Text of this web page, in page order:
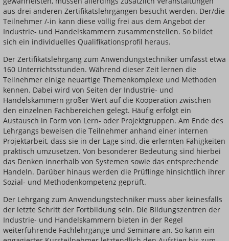
aus drei anderen Zertifikatslehrgängen besucht werden. Der/die
Teilnehmer /-in kann diese völlig frei aus dem Angebot der
Industrie- und Handelskammern zusammenstellen. So bildet
sich ein individuelles Qualifikationsprofil heraus.
Der Zertifikatslehrgang zum Anwendungstechniker umfasst etwa
160 Unterrichtsstunden. Während dieser Zeit lernen die
Teilnehmer einige neuartige Themenkomplexe und Methoden
kennen. Dabei wird von Seiten der Industrie- und
Handelskammern großer Wert auf die Kooperation zwischen
den einzelnen Fachbereichen gelegt. Häufig erfolgt ein
Austausch in Form von Lern- oder Projektgruppen. Am Ende des
Lehrgangs beweisen die Teilnehmer anhand einer internen
Projektarbeit, dass sie in der Lage sind, die erlernten Fähigkeiten
praktisch umzusetzen. Von besonderer Bedeutung sind hierbei
das Denken innerhalb von Systemen sowie das entsprechende
Handeln. Darüber hinaus werden die Prüflinge hinsichtlich ihrer
Sozial- und Methodenkompetenz geprüft.
Der Lehrgang zum Anwendungstechniker muss aber keinesfalls
der letzte Schritt der Fortbildung sein. Die Bildungszentren der
Industrie- und Handelskammern bieten in der Regel
weiterführende Fachlehrgänge und Seminare an. So kann ein